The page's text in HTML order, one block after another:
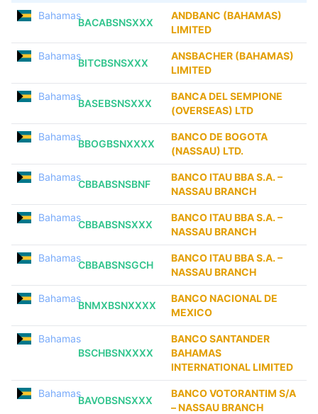
Bahamas
BACABSNSXXX
ANDBANC (BAHAMAS)
LIMITED
Bahamas
BITCBSNSXXX
ANSBACHER (BAHAMAS)
LIMITED
Bahamas
BASEBSNSXXX
BANCA DEL SEMPIONE
(OVERSEAS) LTD
Bahamas
BBOGBSNXXXX
BANCO DE BOGOTA
(NASSAU) LTD.
Bahamas
CBBABSNSBNF
BANCO ITAU BBA S.A. –
NASSAU BRANCH
Bahamas
CBBABSNSXXX
BANCO ITAU BBA S.A. –
NASSAU BRANCH
Bahamas
CBBABSNSGCH
BANCO ITAU BBA S.A. –
NASSAU BRANCH
Bahamas
BNMXBSNXXXX
BANCO NACIONAL DE
MEXICO
Bahamas
BSCHBSNXXXX
BANCO SANTANDER
BAHAMAS
INTERNATIONAL LIMITED
Bahamas
BAVOBSNSXXX
BANCO VOTORANTIM S/A
– NASSAU BRANCH